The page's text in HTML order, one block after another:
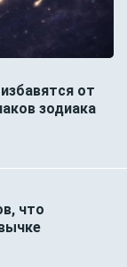
от
зодиака
что